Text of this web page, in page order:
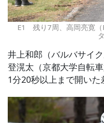
E1 残り7周、高岡亮寛（
井上和郎（バルバサイ
登滉太（京都大学自転
1分20秒以上まで開いた